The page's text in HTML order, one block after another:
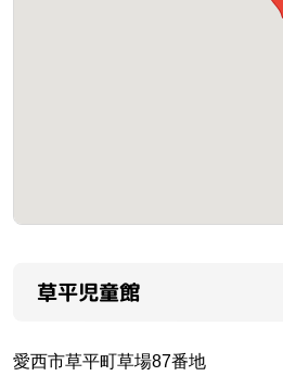
草平児童館
愛西市草平町草場87番地